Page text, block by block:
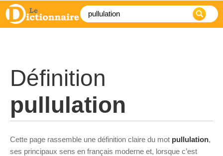
Définition
pullulation
Cette page rassemble une définition claire du mot pullulation,
ses principaux sens en français moderne et, lorsque c’est